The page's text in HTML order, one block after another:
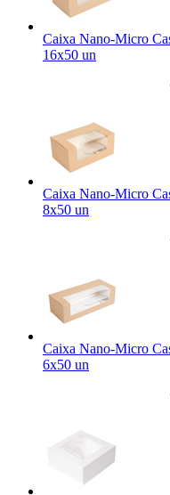
Caixa Nano-Micro
16x50 un
Caixa Nano-Micro
8x50 un
Caixa Nano-Micro
6x50 un